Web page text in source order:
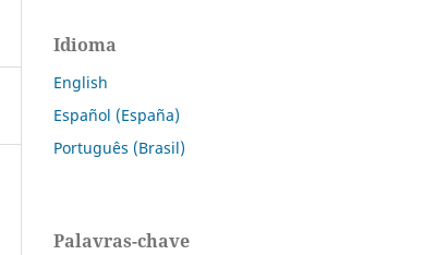
Idioma
English
Español (España)
Português (Brasil)
Palavras-chave